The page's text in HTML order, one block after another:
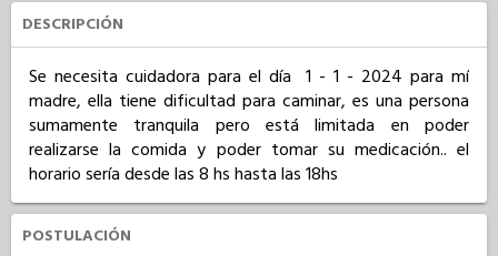
DESCRIPCIÓN
Se necesita cuidadora para el día  1 - 1 - 2024 para mí
madre, ella tiene dificultad para caminar, es una persona
sumamente tranquila pero está limitada en poder
realizarse la comida y poder tomar su medicación.. el
horario sería desde las 8 hs hasta las 18hs
POSTULACIÓN